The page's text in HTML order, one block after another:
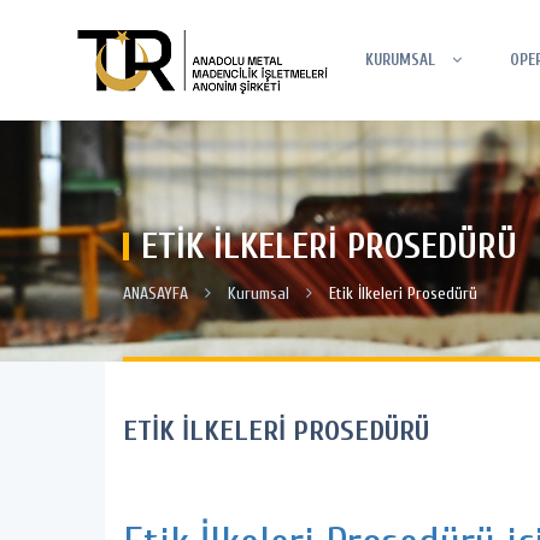
KURUMSAL
ETİK İLKELERİ PROSEDÜRÜ
ANASAYFA Kurumsal Etik İlkeleri Prosedürü
ETİK İLKELERİ PROSEDÜRÜ